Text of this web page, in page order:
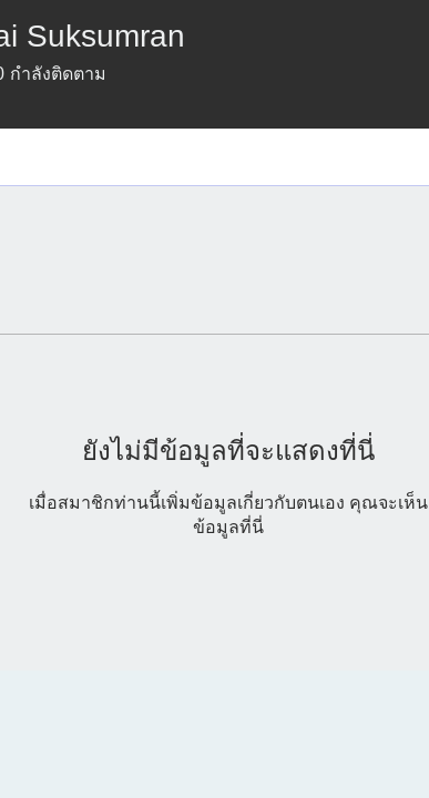
Suksumran
กำลังติดตาม
ยังไม่มีข้อมูลที่จะแสดงที่นี่
เมื่อสมาชิกท่านนี้เพิ่มข้อมูลเกี่ยวกับตนเอง คุณจะเห็น
ข้อมูลที่นี่